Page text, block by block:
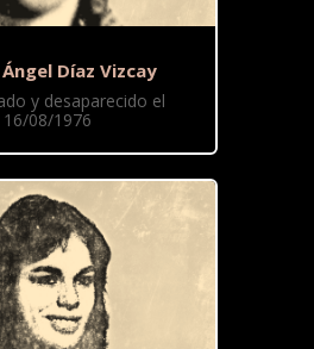
Díaz Vizcay
y desaparecido el
16/08/1976